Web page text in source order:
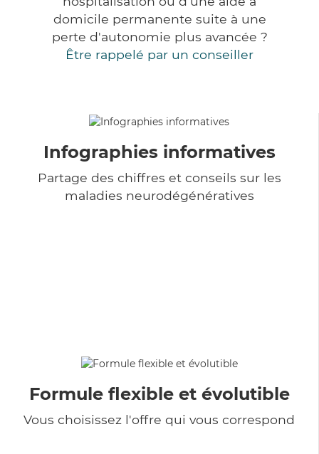
domicile permanente suite à une
perte d'autonomie plus avancée ?
Être rappelé par un conseiller
Infographies informatives
Partage des chiffres et conseils sur les
maladies neurodégénératives
Formule flexible et évolutible
Vous choisissez l'offre qui vous correspond